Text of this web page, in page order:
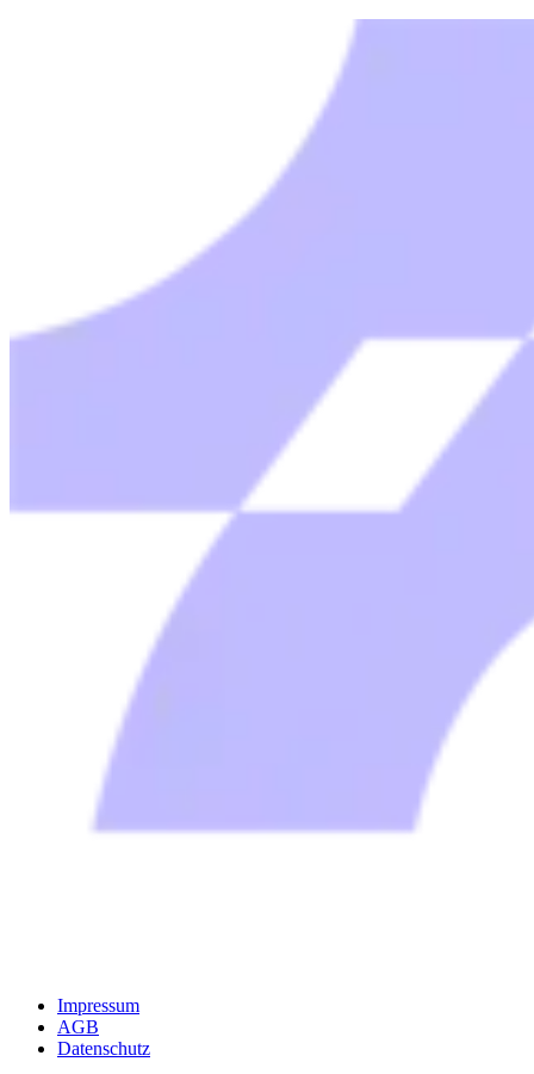
Impressum
AGB
Datenschutz